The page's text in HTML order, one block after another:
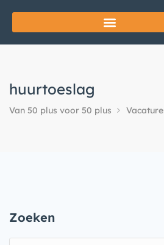
huurtoeslag
Van 50 plus voor 50 plus
Zoeken